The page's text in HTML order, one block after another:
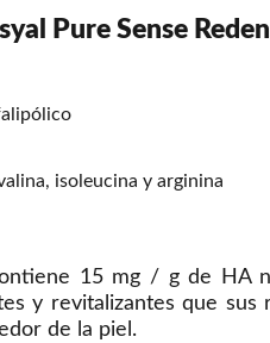
Pure Sense
isoleucina y arginina
15 mg / g de HA
y revitalizantes que
de la piel.